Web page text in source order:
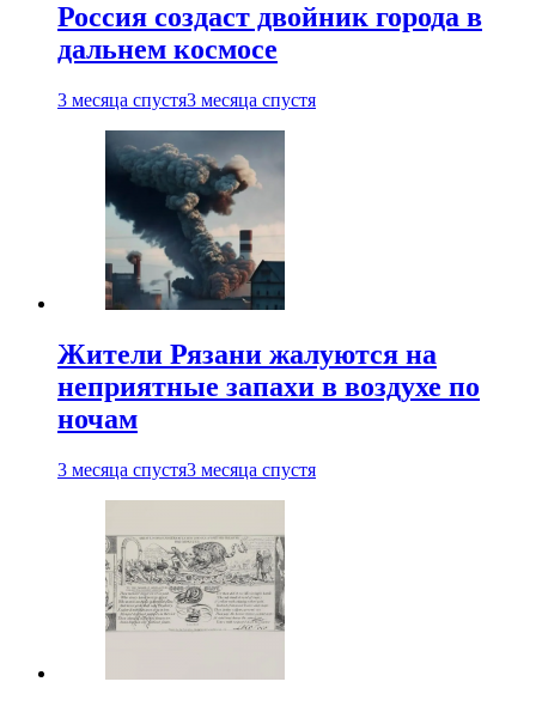
Россия создаст двойник города в
дальнем космосе
3 месяца спустя3 месяца спустя
Жители Рязани жалуются на
неприятные запахи в воздухе по
ночам
3 месяца спустя3 месяца спустя